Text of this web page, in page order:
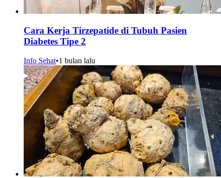
Cara Kerja Tirzepatide di Tubuh Pasien
Diabetes Tipe 2
Info Sehat•1 bulan lalu